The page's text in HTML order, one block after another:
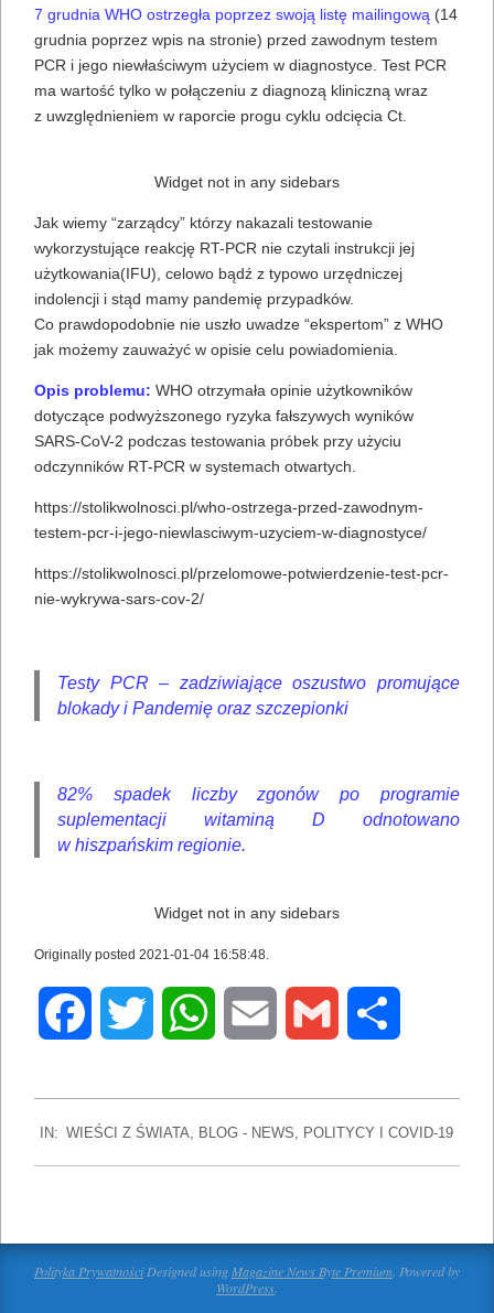
7 grudnia WHO ostrzegła poprzez swoją listę mailingową (14
grudnia poprzez wpis na stronie) przed zawodnym testem
PCR i jego niewłaściwym użyciem w diagnostyce. Test PCR
ma wartość tylko w połączeniu z diagnozą kliniczną wraz
z uwzględnieniem w raporcie progu cyklu odcięcia Ct.
Widget not in any sidebars
Jak wiemy “zarządcy” którzy nakazali testowanie
wykorzystujące reakcję RT-PCR nie czytali instrukcji jej
użytkowania(IFU), celowo bądź z typowo urzędniczej
indolencji i stąd mamy pandemię przypadków.
Co prawdopodobnie nie uszło uwadze “ekspertom” z WHO
jak możemy zauważyć w opisie celu powiadomienia.
Opis problemu: WHO otrzymała opinie użytkowników
dotyczące podwyższonego ryzyka fałszywych wyników
SARS-CoV-2 podczas testowania próbek przy użyciu
odczynników RT-PCR w systemach otwartych.
https://stolikwolnosci.pl/who-ostrzega-przed-zawodnym-
testem-pcr-i-jego-niewlasciwym-uzyciem-w-diagnostyce/
https://stolikwolnosci.pl/przelomowe-potwierdzenie-test-pcr-
nie-wykrywa-sars-cov-2/
Testy PCR – zadziwiające oszustwo promujące
blokady i Pandemię oraz szczepionki
82% spadek liczby zgonów po programie
suplementacji witaminą D odnotowano
w hiszpańskim regionie.
Widget not in any sidebars
Originally posted 2021-01-04 16:58:48.
07-
IN: WIEŚCI Z ŚWIATA BLOG - NEWS POLITYCY I COVID-19
Polityka PrywatnościDesigned usingMagazine News Byte Premium. Powered by
WordPress.